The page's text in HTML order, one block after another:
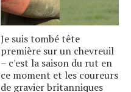
Je suis tombé tête
première sur un chevreuil
– c'est la saison du rut en
ce moment et les coureurs
de gravier britanniques